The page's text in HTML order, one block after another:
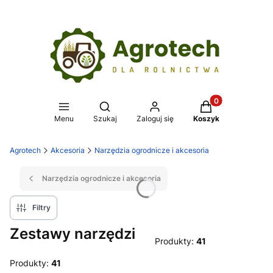
Menu
Otwórz wyszukiwarkę
Szukaj Zaloguj się
Produkty w
Koszyk
Agrotech Akcesoria Narzędzia ogrodnicze i akcesoria
Narzędzia ogrodnicze i akcesoria
Filtry
Zestawy narzędzi Produkty: 41
Produkty: 41